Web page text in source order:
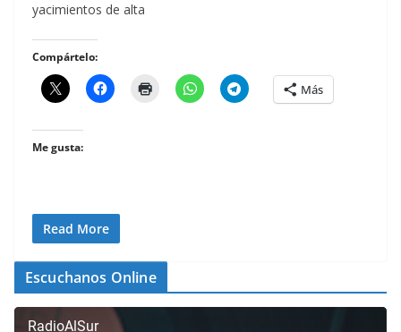
yacimientos de alta
Compártelo:
Más
Me gusta:
Read More
Escuchanos Online